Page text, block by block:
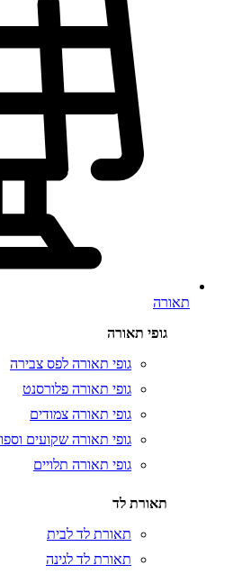
תאורה
גופי תאורה
גופי תאורה לפס צבירה
גופי תאורה פלורסנט
גופי תאורה צמודים
גופי תאורה שקועים וספוטים
גופי תאורה תלויים
תאורת לד
תאורת לד לבית
תאורת לד לגינה